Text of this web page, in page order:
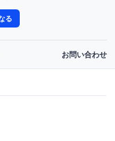
る
お問い合わせ